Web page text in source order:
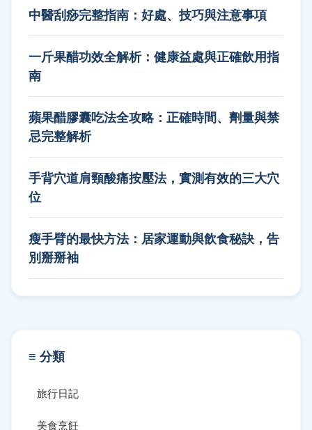
中醫刮痧完整指南：好處、技巧與注意事項
一斤果醋功效全解析：健康益處與正確飲用指
南
蘋果醋膠囊吃法全攻略：正確時間、劑量與禁
忌完整解析
手背穴道肩頸酸痛按壓法，實測有效的三大穴
位
瘦手臂的最快方法：居家運動與飲食秘訣，告
別掰掰袖
≡ 分類
旅行日記
美食烹飪